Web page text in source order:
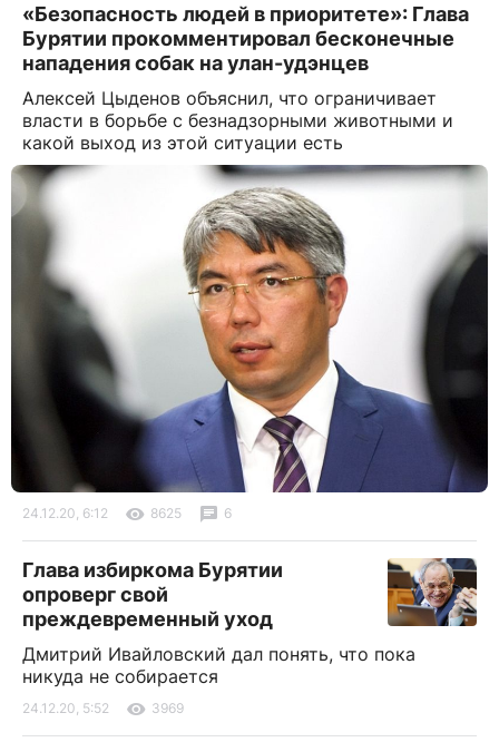
«Безопасность людей в приоритете»: Глава
Бурятии прокомментировал бесконечные
нападения собак на улан-удэнцев
Алексей Цыденов объяснил, что ограничивает
власти в борьбе с безнадзорными животными и
какой выход из этой ситуации есть
24.12.20, 6:12 8625 6
Глава избиркома Бурятии
опроверг свой
преждевременный уход
Дмитрий Ивайловский дал понять, что пока
никуда не собирается
24.12.20, 5:52 3969